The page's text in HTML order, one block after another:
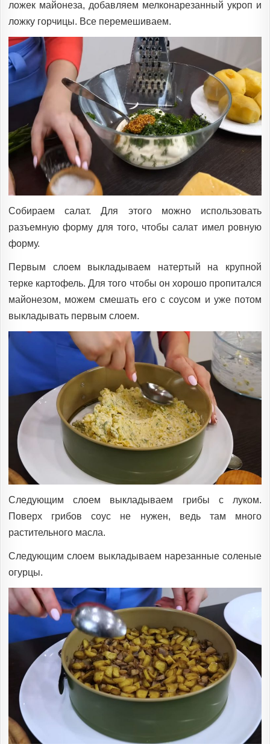
ложек майонеза, добавляем мелконарезанный укроп и
ложку горчицы. Все перемешиваем.
Собираем салат. Для этого можно использовать
разъемную форму для того, чтобы салат имел ровную
форму.
Первым слоем выкладываем натертый на крупной
терке картофель. Для того чтобы он хорошо пропитался
майонезом, можем смешать его с соусом и уже потом
выкладывать первым слоем.
Следующим слоем выкладываем грибы с луком.
Поверх грибов соус не нужен, ведь там много
растительного масла.
Следующим слоем выкладываем нарезанные соленые
огурцы.